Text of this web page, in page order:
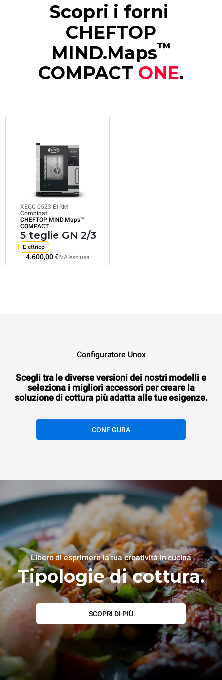
Scopri i forni
CHEFTOP
MIND.Maps™
COMPACT ONE.
Combinati
CHEFTOP MIND.Maps™
5 teglie GN 2/3
Consumo in kWh: 20,7 kWh/gg
Emissioni CO2: 0 Kg CO2/gg
4.600,00 €IVA esclusa
XECC-0523-E1RM
Combinati
CHEFTOP MIND.Maps™
COMPACT
5 teglie GN 2/3
Elettrico
4.600,00 €IVA esclusa
Configuratore Unox
Scegli tra le diverse versioni dei nostri modelli e
seleziona i migliori accessori per creare la
soluzione di cottura più adatta alle tue esigenze.
CONFIGURA
Libero di esprimere la tua creatività in cucina
Tipologie di cottura.
SCOPRI DI PIÙ